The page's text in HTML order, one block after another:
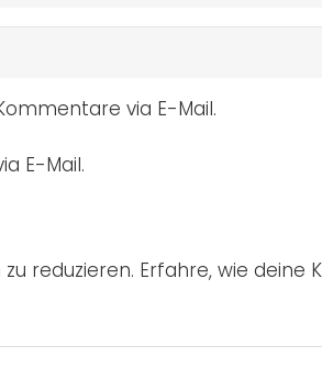
via E-Mail.
E-Mail.
reduzieren. Erfahre, wie deine